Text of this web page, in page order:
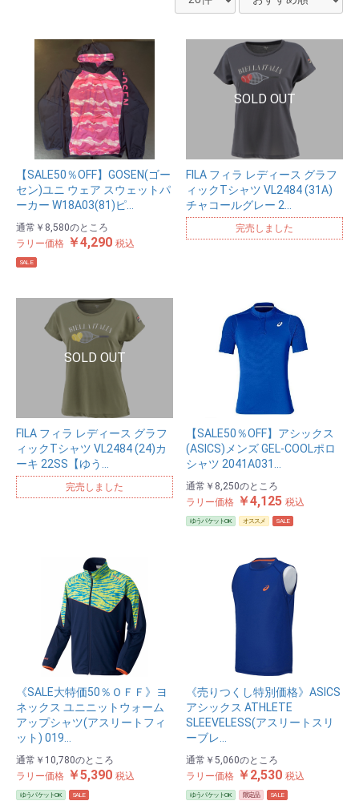
【SALE50％OFF】GOSEN(ゴー
セン)ユニ ウェア スウェットパ
ーカー W18A03(81)ピ…
通常 ￥8,580のところ
ラリー価格 ￥4,290 税込
SALE
FILA フィラ レディース グラフ
ィックTシャツ VL2484 (31A)
チャコールグレー 2…
完売しました
FILA フィラ レディース グラフ
ィックTシャツ VL2484 (24)カ
ーキ 22SS【ゆう…
完売しました
【SALE50％OFF】アシックス
(ASICS)メンズ GEL-COOLポロ
シャツ 2041A031…
通常 ￥8,250のところ
ラリー価格 ￥4,125 税込
ゆうパケットOK オススメ SALE
《SALE大特価50％ＯＦＦ》ヨ
ネックス ユニニットウォーム
アップシャツ(アスリートフィ
ット) 019…
通常 ￥10,780のところ
ラリー価格 ￥5,390 税込
ゆうパケットOK SALE
《売りつくし特別価格》ASICS
アシックス ATHLETE
SLEEVELESS(アスリートスリ
ーブレ…
通常 ￥5,060のところ
ラリー価格 ￥2,530 税込
ゆうパケットOK 限定品 SALE